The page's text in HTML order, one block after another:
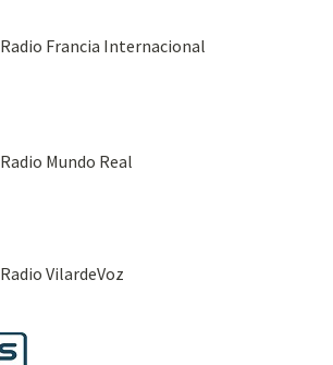
Radio Francia Internacional
Radio Mundo Real
Radio VilardeVoz